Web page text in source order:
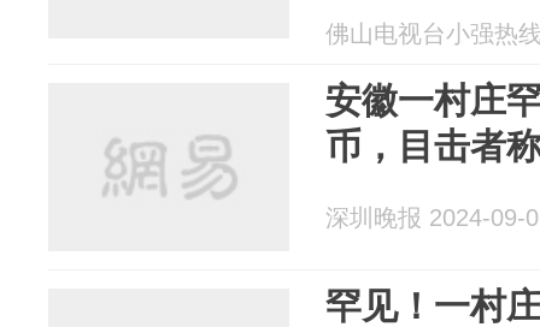
佛山电视台小强热
安徽一村庄
币，目击者
深圳晚报 2024-09-
罕见！一村